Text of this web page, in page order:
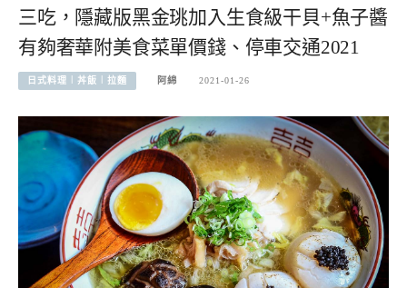
三吃，隱藏版黑金珧加入生食級干貝+魚子醬
有夠奢華附美食菜單價錢、停車交通2021
日式料理︱丼飯︱拉麵 阿綿 2021-01-26